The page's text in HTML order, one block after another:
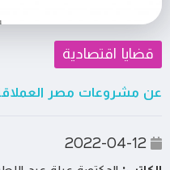
قضايا اقتصادية
عن مشروعات مصر العملاقة: